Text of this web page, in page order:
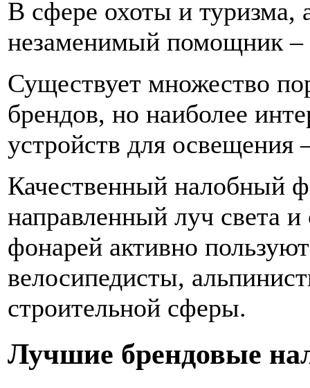
В сфере охоты и туризма,
незаменимый помощник –
Существует множество
брендов, но наиболее
устройств для освещения
Качественный налобный
направленный луч света
фонарей активно
велосипедисты,
строительной сферы.
Лучшие брендовые